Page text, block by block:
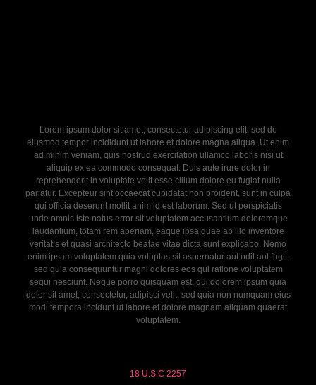
Lorem ipsum dolor sit amet, consectetur adipiscing elit, sed do
eiusmod tempor incididunt ut labore et dolore magna aliqua. Ut enim
ad minim veniam, quis nostrud exercitation ullamco laboris nisi ut
aliquip ex ea commodo consequat. Duis aute irure dolor in
reprehenderit in voluptate velit esse cillum dolore eu fugiat nulla
pariatur. Excepteur sint occaecat cupidatat non proident, sunt in culpa
qui officia deserunt mollit anim id est laborum. Sed ut perspiciatis
unde omnis iste natus error sit voluptatem accusantium doloremque
laudantium, totam rem aperiam, eaque ipsa quae ab illo inventore
veritatis et quasi architecto beatae vitae dicta sunt explicabo. Nemo
enim ipsam voluptatem quia voluptas sit aspernatur aut odit aut fugit,
sed quia consequuntur magni dolores eos qui ratione voluptatem
sequi nesciunt. Neque porro quisquam est, qui dolorem ipsum quia
dolor sit amet, consectetur, adipisci velit, sed quia non numquam eius
modi tempora incidunt ut labore et dolore magnam aliquam quaerat
voluptatem.
18 U.S.C 2257